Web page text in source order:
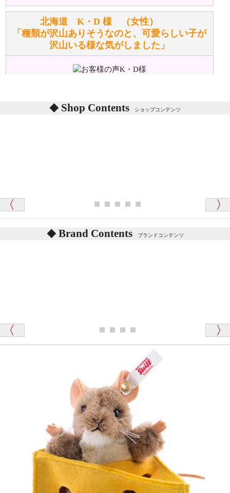
詳しくはこちら をご覧ください。
ぬいぐるみの耳に付いているボタンやタグに、何か意
味などがありますか？
詳しくはこちらをご覧ください。
体をねかせたりおこしたりすると「グーグー」と鳴く
記載しておりますので、ぜひ探してみてください。
ディベアがいます。
「スクエーカー内蔵」と記載しておりますので、ぜひ
探してみてください。
シュタイフ社製品の実物を見ることはできますか？
当店はネット販売ですので実物をお見せすることが
海外からのお取り寄せと言うことですが、商品はきち
んと届きますか？
ご安心ください！商品は確実にお届けします。
北海道 K・D 様 （女性）
「種類が沢山ありそうなのと、可愛らしい子が
沢山いる様な気がしました」
東京都 M・K 様 （女性）
「対応はどちらも丁寧でした。値段と他の融通
「商品説明が細やかで丁寧であったことです」
「前に買ったことがあったお店でしたので」
千葉県 U・Y 様 （女性）
「ChatGPTを利用したところ「くまの小屋」さ
んを紹介され…」
埼玉県 S・W 様
Shop Contents ショップコンテンツ
Brand Contents ブランドコンテンツ